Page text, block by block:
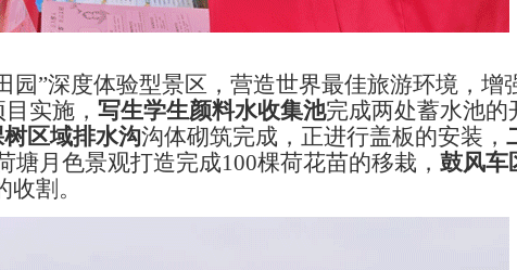
园”深度体验型景区，营造世界最佳旅游环境，增
实施 ， 写生学生颜料水收集池完成两处蓄水池的
区域排水沟沟体砌筑完成， 正进行盖板的安装，
塘月色景观打造完成100棵荷花苗的移栽， 鼓风车
收割 。